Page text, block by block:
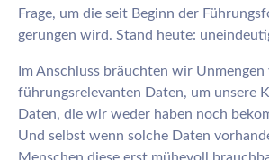
Frage, um die seit Beginn der
gerungen wird. Stand heute:
Im Anschluss bräuchten wir Unmengen
führungsrelevanten Daten, um unsere
Daten, die wir weder haben noch
Und selbst wenn solche Daten
Menschen diese erst mühevoll